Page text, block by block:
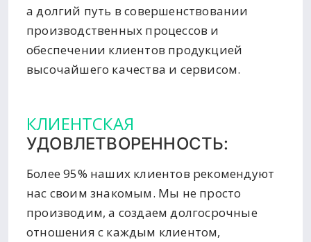
а долгий путь в совершенствовании
производственных процессов и
обеспечении клиентов продукцией
высочайшего качества и сервисом.
КЛИЕНТСКАЯ
УДОВЛЕТВОРЕННОСТЬ:
Более 95% наших клиентов рекомендуют
нас своим знакомым. Мы не просто
производим, а создаем долгосрочные
отношения с каждым клиентом,